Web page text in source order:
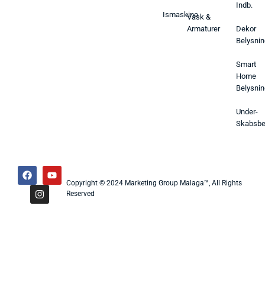
IsmaskineVask &
Armaturer
Indb.
Dekor
Smart
Home
Under-
Copyright © 2024 Marketing Group Malaga™, All Rights
Reserved